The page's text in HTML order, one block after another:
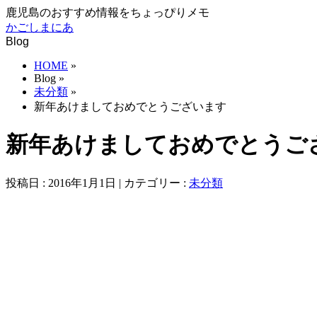
鹿児島のおすすめ情報をちょっぴりメモ
かごしまにあ
Blog
HOME »
Blog »
未分類 »
新年あけましておめでとうございます
新年あけましておめでとうご
投稿日 : 2016年1月1日 | カテゴリー : 未分類